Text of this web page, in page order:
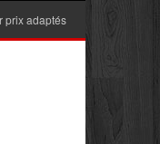
aux ordinateurs